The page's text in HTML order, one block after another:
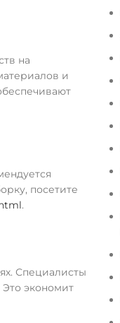
на
и
посетите
.
Специалисты
экономит